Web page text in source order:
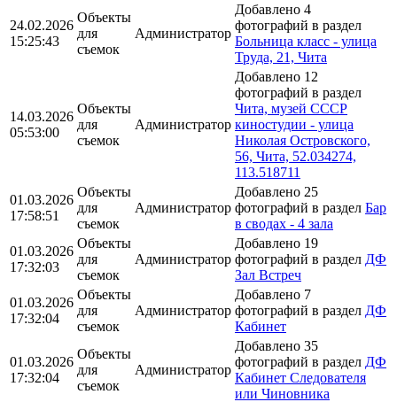
24.02.2026
15:25:43
Объекты
для
съемок
Администратор
Добавлено 4
фотографий в раздел
Больница класс - улица
Труда, 21, Чита
14.03.2026
05:53:00
Объекты
для
съемок
Администратор
Добавлено 12
фотографий в раздел
Чита, музей СССР
киностудии - улица
Николая Островского,
56, Чита, 52.034274,
113.518711
01.03.2026
17:58:51
Объекты
для
съемок
Администратор
Добавлено 25
фотографий в раздел Бар
в сводах - 4 зала
01.03.2026
17:32:03
Объекты
для
съемок
Администратор
Добавлено 19
фотографий в раздел ДФ
Зал Встреч
01.03.2026
17:32:04
Объекты
для
съемок
Администратор
Добавлено 7
фотографий в раздел ДФ
Кабинет
01.03.2026
17:32:04
Объекты
для
съемок
Администратор
Добавлено 35
фотографий в раздел ДФ
Кабинет Следователя
или Чиновника